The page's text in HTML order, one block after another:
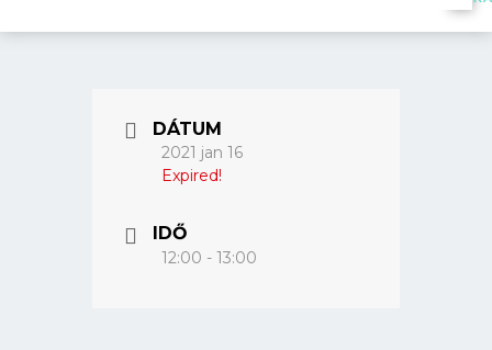
DÁTUM
2021 jan 16
Expired!
IDŐ
12:00 - 13:00